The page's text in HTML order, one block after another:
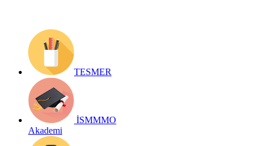
TESMER
İSMMMO
Akademi